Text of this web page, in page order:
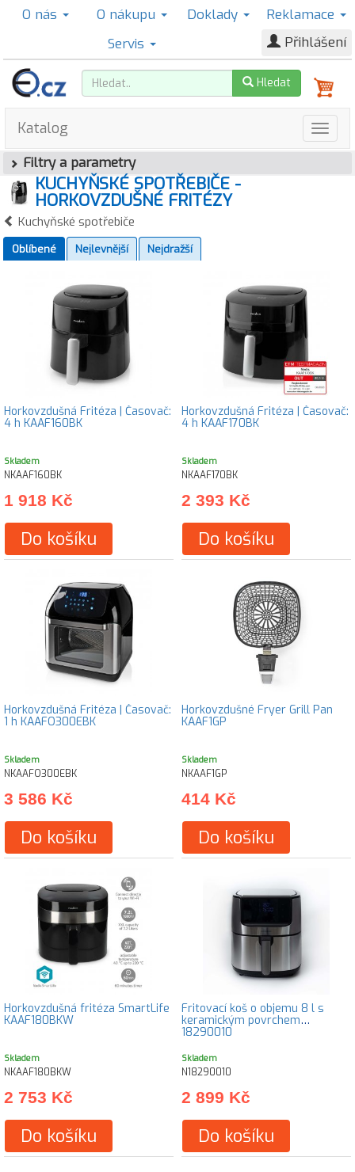
O nás O nákupu Doklady
Reklamace
Servis
Přihlášení
Hledat
Katalog
Filtry a parametry
KUCHYŇSKÉ SPOTŘEBIČE -
HORKOVZDUŠNÉ FRITÉZY
Kuchyňské spotřebiče
Oblíbené Nejlevnější Nejdražší
Horkovzdušná Fritéza | Časovač:
4 h KAAF160BK
Skladem
NKAAF160BK
1 918 Kč
Do košíku
Horkovzdušná Fritéza | Časovač:
4 h KAAF170BK
Skladem
NKAAF170BK
2 393 Kč
Do košíku
Horkovzdušná Fritéza | Časovač:
1 h KAAFO300EBK
Skladem
NKAAFO300EBK
3 586 Kč
Do košíku
Horkovzdušné Fryer Grill Pan
KAAF1GP
Skladem
NKAAF1GP
414 Kč
Do košíku
Horkovzdušná fritéza SmartLife
KAAF180BKW
Skladem
NKAAF180BKW
2 753 Kč
Do košíku
Fritovací koš o objemu 8 l s
keramickým povrchem
18290010
Skladem
N18290010
2 899 Kč
Do košíku